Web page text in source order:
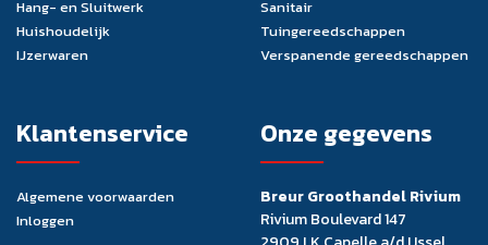
Hang- en Sluitwerk
Huishoudelijk
IJzerwaren
Sanitair
Tuingereedschappen
Verspanende gereedschappen
Klantenservice
Algemene voorwaarden
Inloggen
Onze gegevens
Breur Groothandel Rivium
Rivium Boulevard 147